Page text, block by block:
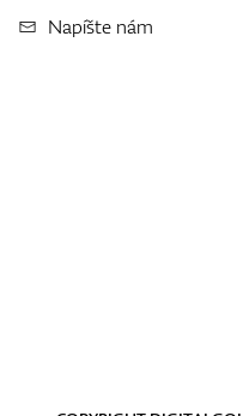
Napíšte nám